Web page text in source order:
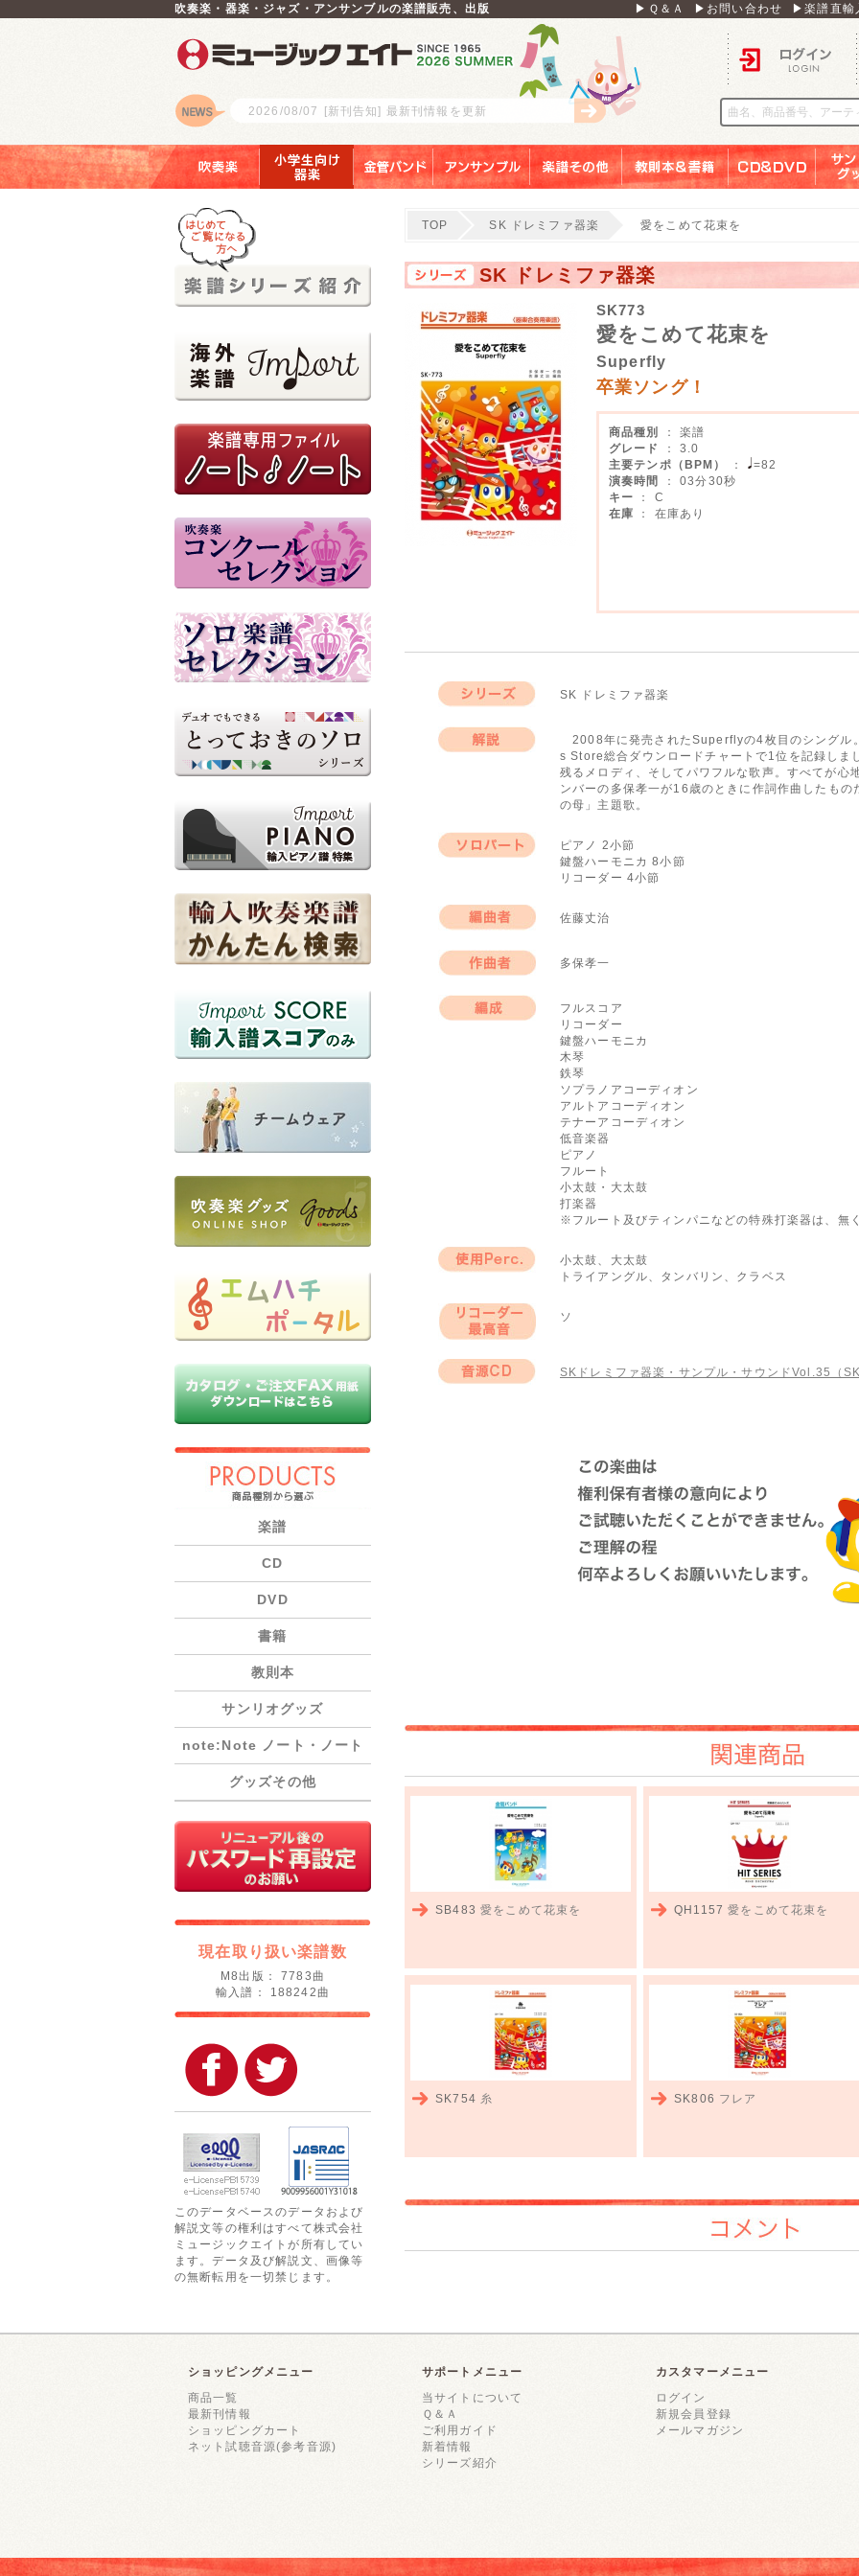
吹奏楽・器楽・ジャズ・アンサンブルの楽譜販売、出版 ▶Ｑ＆Ａ ▶お問い合わせ ▶楽譜直輸
ロゴ
2026/08/07 [新刊告知] 最新刊情報を更新
楽譜
CD
DVD
書籍
教則本
サンリオグッズ
note:Note ノート・ノート
グッズその他
現在取り扱い楽譜数
M8出版： 7783曲
輸入譜： 188242曲
このデータベースのデータおよび
解説文等の権利はすべて株式会社
ミュージックエイトが所有してい
ます。データ及び解説文、画像等
の無断転用を一切禁じます。
TOP SK ドレミファ器楽 愛をこめて花束を
SK ドレミファ器楽
SK773
愛をこめて花束を
Superfly
卒業ソング！
商品種別
： 楽譜
グレード
： 3.0
主要テンポ（BPM）
：
=82
演奏時間
： 03分30秒
キー
： C
在庫
： 在庫あり
SK ドレミファ器楽
2008年に発売されたSuperflyの4枚目のシングル
s Store総合ダウンロードチャートで1位を記録しま
残るメロディ、そしてパワフルな歌声。すべてが心
ンバーの多保孝一が16歳のときに作詞作曲したも
の母」主題歌。
ピアノ 2小節
鍵盤ハーモニカ 8小節
リコーダー 4小節
佐藤丈治
多保孝一
フルスコア
リコーダー
鍵盤ハーモニカ
木琴
鉄琴
ソプラノアコーディオン
アルトアコーディオン
テナーアコーディオン
低音楽器
ピアノ
フルート
小太鼓・大太鼓
打楽器
※フルート及びティンパニなどの特殊打楽器は、無
小太鼓、大太鼓
トライアングル、タンバリン、クラベス
音
ソ
SKドレミファ器楽・サンプル・サウンドVol.35（
関連商品
SB483愛をこめて花束を QH1157愛をこめて花束を
SK754 糸 SK806 フレア
コメント
ショッピングメニュー
商品一覧
最新刊情報
ショッピングカート
ネット試聴音源(参考音源)
サポートメニュー
当サイトについて
Ｑ＆Ａ
ご利用ガイド
新着情報
シリーズ紹介
カスタマーメニュー
ログイン
新規会員登録
メールマガジン